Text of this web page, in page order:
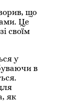
що
Це
своїм
у
в
як